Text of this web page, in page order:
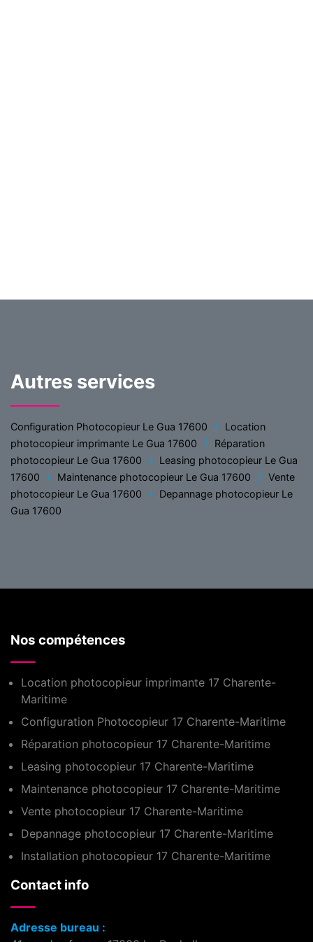
Autres services
Configuration Photocopieur Le Gua 17600
Location
photocopieur imprimante Le Gua 17600
Réparation
photocopieur Le Gua 17600
Leasing photocopieur Le Gua
17600
Maintenance photocopieur Le Gua 17600
Vente
photocopieur Le Gua 17600
Depannage photocopieur Le
Gua 17600
Nos compétences
Location photocopieur imprimante 17 Charente-
Maritime
Configuration Photocopieur 17 Charente-Maritime
Réparation photocopieur 17 Charente-Maritime
Leasing photocopieur 17 Charente-Maritime
Maintenance photocopieur 17 Charente-Maritime
Vente photocopieur 17 Charente-Maritime
Depannage photocopieur 17 Charente-Maritime
Installation photocopieur 17 Charente-Maritime
Contact info
Adresse bureau :